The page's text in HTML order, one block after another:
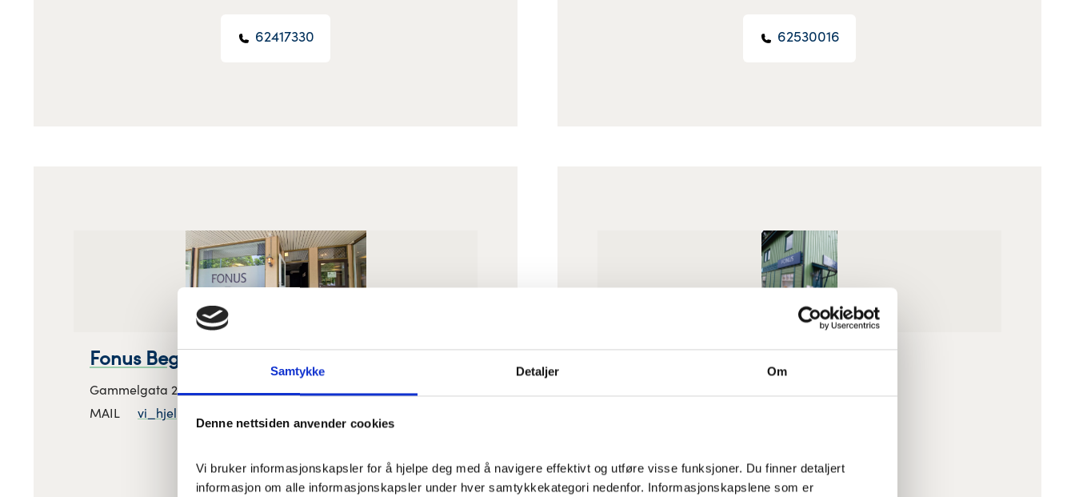
Samtykke Detaljer Om
Denne nettsiden anvender cookies
Vi bruker informasjonskapsler for å hjelpe deg med å navigere effektivt og utføre visse funksjoner. Du finner detaljert
informasjon om alle informasjonskapsler under hver samtykkekategori nedenfor. Informasjonskapslene som er
62417330 62530016
Fonus Begravelsesbyrå Brumunddal
Gammelgata 27, 2380 Brumunddal, Innlandet
MAIL
vi_hjelper_deg_videre@fonus.no